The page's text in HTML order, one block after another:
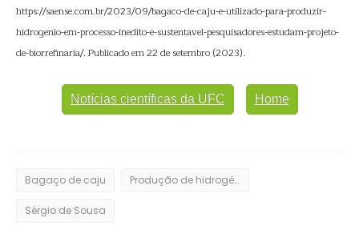
https://saense.com.br/2023/09/bagaco-de-caju-e-utilizado-para-produzir-
hidrogenio-em-processo-inedito-e-sustentavel-pesquisadores-estudam-projeto-
de-biorrefinaria/. Publicado em 22 de setembro (2023).
Notícias científicas da UFC Home
Bagaço de caju Produção de hidrogênio
Sérgio de Sousa